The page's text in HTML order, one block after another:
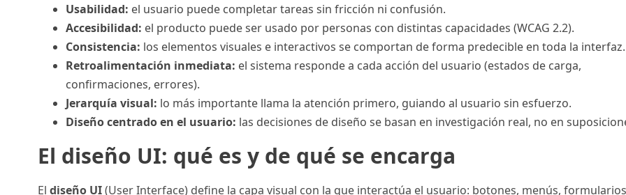
Usabilidad: el usuario puede completar tareas sin fricción ni confusión.
Accesibilidad: el producto puede ser usado por personas con distintas capacidades (WCAG 2.2).
Consistencia: los elementos visuales e interactivos se comportan de forma predecible en toda la interfaz.
Retroalimentación inmediata: el sistema responde a cada acción del usuario (estados de carga,
confirmaciones, errores).
Jerarquía visual: lo más importante llama la atención primero, guiando al usuario sin esfuerzo.
Diseño centrado en el usuario: las decisiones de diseño se basan en investigación real, no en
El diseño UI: qué es y de qué se encarga
El diseño UI(User Interface) define la capa visual con la que interactúa el usuario: botones, menús,